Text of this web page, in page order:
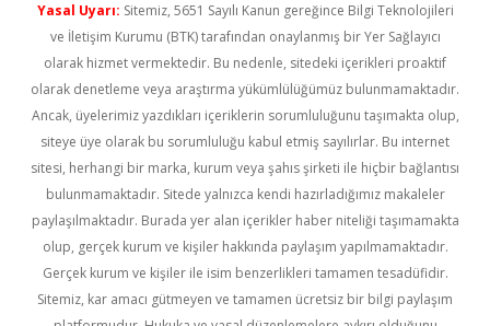
Yasal Uyarı: Sitemiz, 5651 Sayılı Kanun gereğince Bilgi Teknolojileri
ve İletişim Kurumu (BTK) tarafından onaylanmış bir Yer Sağlayıcı
olarak hizmet vermektedir. Bu nedenle, sitedeki içerikleri proaktif
olarak denetleme veya araştırma yükümlülüğümüz bulunmamaktadır.
Ancak, üyelerimiz yazdıkları içeriklerin sorumluluğunu taşımakta olup,
siteye üye olarak bu sorumluluğu kabul etmiş sayılırlar. Bu internet
sitesi, herhangi bir marka, kurum veya şahıs şirketi ile hiçbir bağlantısı
bulunmamaktadır. Sitede yalnızca kendi hazırladığımız makaleler
paylaşılmaktadır. Burada yer alan içerikler haber niteliği taşımamakta
olup, gerçek kurum ve kişiler hakkında paylaşım yapılmamaktadır.
Gerçek kurum ve kişiler ile isim benzerlikleri tamamen tesadüfidir.
Sitemiz, kar amacı gütmeyen ve tamamen ücretsiz bir bilgi paylaşım